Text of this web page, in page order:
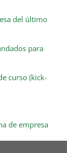
del último
para
curso (kick-
de empresa